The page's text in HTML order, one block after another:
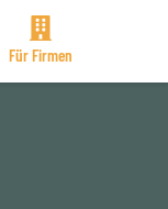
Für Firmen